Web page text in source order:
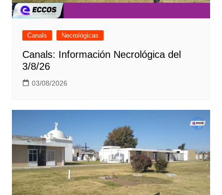
Canals Necrológicas
Canals: Información Necrológica del
3/8/26
03/08/2026